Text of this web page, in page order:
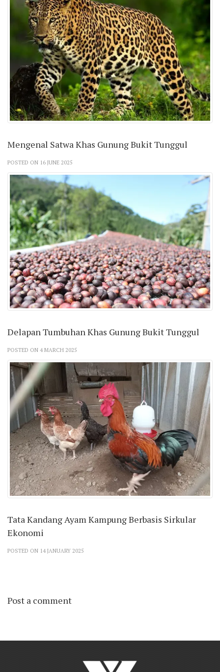
Mengenal Satwa Khas Gunung Bukit Tunggul
POSTED ON 16 JUNE 2025
Delapan Tumbuhan Khas Gunung Bukit Tunggul
POSTED ON 4 MARCH 2025
Tata Kandang Ayam Kampung Berbasis Sirkular
Ekonomi
POSTED ON 14 JANUARY 2025
Post a comment